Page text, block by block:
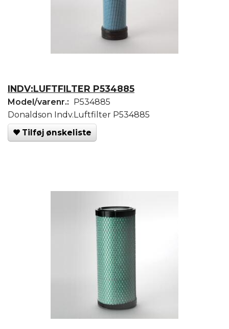
INDV:LUFTFILTER P534885
Model/varenr.:
P534885
Donaldson Indv.Luftfilter P534885
Tilføj ønskeliste